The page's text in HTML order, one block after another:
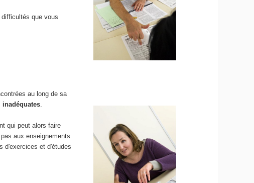
que vous
au long de sa
inadéquates.
qui peut alors faire
aux enseignements
d'exercices et d'études